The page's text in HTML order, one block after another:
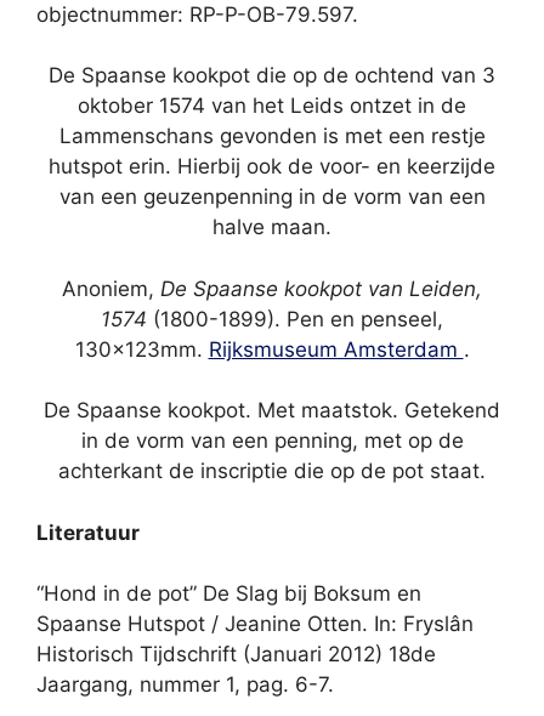
objectnummer: RP-P-OB-79.597.
De Spaanse kookpot die op de ochtend van 3
oktober 1574 van het Leids ontzet in de
Lammenschans gevonden is met een restje
hutspot erin. Hierbij ook de voor- en keerzijde
van een geuzenpenning in de vorm van een
halve maan.
Anoniem, De Spaanse kookpot van Leiden,
1574 (1800-1899). Pen en penseel,
130x123mm. Rijksmuseum Amsterdam .
De Spaanse kookpot. Met maatstok. Getekend
in de vorm van een penning, met op de
achterkant de inscriptie die op de pot staat.
Literatuur
“Hond in de pot” De Slag bij Boksum en
Spaanse Hutspot / Jeanine Otten. In: Fryslân
Historisch Tijdschrift (Januari 2012) 18de
Jaargang, nummer 1, pag. 6-7.